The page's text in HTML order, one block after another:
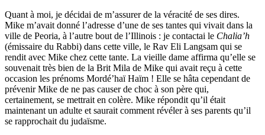
Quant à moi, je décidai de m’assurer de la véracité de ses dires.
Mike m’avait donné l’adresse d’une de ses tantes qui vivait dans la
ville de Peoria, à l’autre bout de l’Illinois : je contactai le Chalia’h
(émissaire du Rabbi) dans cette ville, le Rav Eli Langsam qui se
rendit avec Mike chez cette tante. La vieille dame affirma qu’elle se
souvenait très bien de la Brit Mila de Mike qui avait reçu à cette
occasion les prénoms Mordé’haï Haïm ! Elle se hâta cependant de
prévenir Mike de ne pas causer de choc à son père qui,
certainement, se mettrait en colère. Mike répondit qu’il était
maintenant un adulte et saurait comment révéler à ses parents qu’il
se rapprochait du judaïsme.